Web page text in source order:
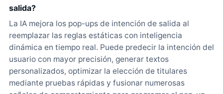
salida?
La IA mejora los pop-ups de intención de salida al
reemplazar las reglas estáticas con inteligencia
dinámica en tiempo real. Puede predecir la intención del
usuario con mayor precisión, generar textos
personalizados, optimizar la elección de titulares
mediante pruebas rápidas y fusionar numerosas